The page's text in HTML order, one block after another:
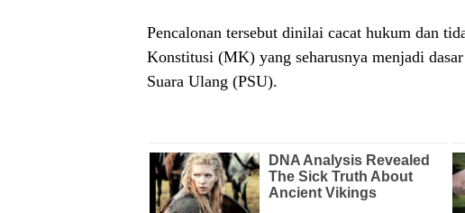
Pencalonan tersebut dinilai cacat hukum dan
Konstitusi (MK) yang seharusnya menjadi
Suara Ulang (PSU).